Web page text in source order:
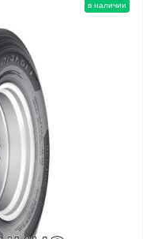
в наличии